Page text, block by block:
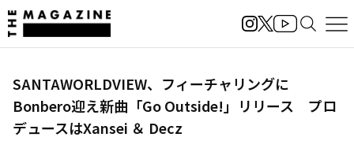
SANTAWORLDVIEW、フィーチャリングに
Bonbero迎え新曲「Go Outside!」リリース プロ
デュースはXansei ＆ Decz